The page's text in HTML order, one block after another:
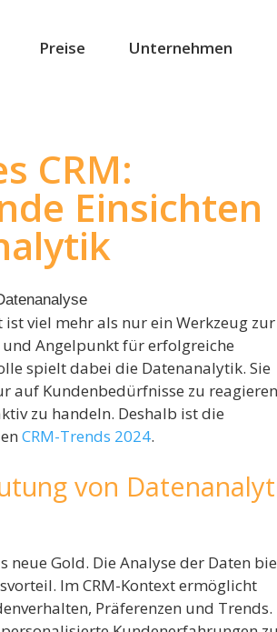
Preise Unternehmen
CRM:
Einsichten
viel mehr als nur ein Werkzeug zur
Angelpunkt für erfolgreiche
spielt dabei die Datenanalytik. Sie
auf Kundenbedürfnisse zu
zu handeln. Deshalb ist die
CRM-Trends 2024.
von
neue Gold. Die Analyse der Daten
Im CRM-Kontext ermöglicht
Präferenzen und Trends.